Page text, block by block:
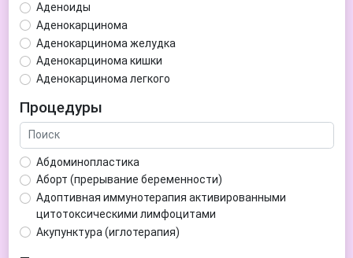
Аденоиды
Аденокарцинома
Аденокарцинома желудка
Аденокарцинома кишки
Аденокарцинома легкого
Аденома гипофиза
Аденома простаты
Аденома щитовидной железы
Аденомиоз
Адентия
Азооспермия
Акне (угри)
Алкоголизм
Процедуры
Абдоминопластика
Аборт (прерывание беременности)
Адоптивная иммунотерапия активированными
цитотоксическими лимфоцитами
Акупунктура (иглотерапия)